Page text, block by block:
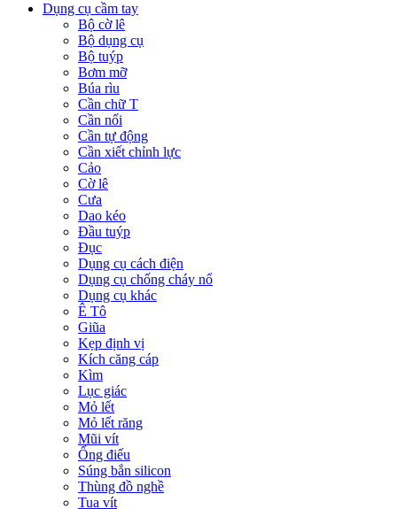
Dụng cụ cầm tay
Bộ cờ lê
Bộ dụng cụ
Bộ tuýp
Bơm mỡ
Búa rìu
Cần chữ T
Cần nối
Cần tự động
Cần xiết chỉnh lực
Cảo
Cờ lê
Cưa
Dao kéo
Đầu tuýp
Đục
Dụng cụ cách điện
Dụng cụ chống cháy nổ
Dụng cụ khác
Ê Tô
Giũa
Kẹp định vị
Kích căng cáp
Kìm
Lục giác
Mỏ lết
Mỏ lết răng
Mũi vít
Ống điếu
Súng bắn silicon
Thùng đồ nghề
Tua vít